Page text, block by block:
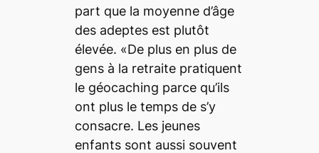
part que la moyenne d’âge
des adeptes est plutôt
élevée. «De plus en plus de
gens à la retraite pratiquent
le géocaching parce qu’ils
ont plus le temps de s’y
consacre. Les jeunes
enfants sont aussi souvent